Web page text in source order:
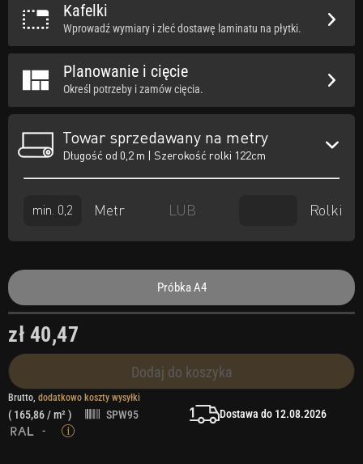
Kafelki
Wprowadź wymiary i zleć dostawę laminatu na płytki.
Planowanie i cięcie
Określ potrzeby i zamów cięcia.
Towar sprzedawany na metry
Długość od 0,2 m | Szerokość rolki 122cm
Metr LUB Rolki
Próbka A4
zł 40,47
Dodaj do koszyka
Brutto, dodatkowo koszty wysyłki
( 165,86/ m² )
SPW95
-
Dostawa do 12.08.2026